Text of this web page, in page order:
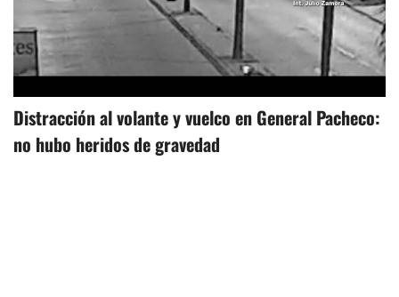
Distracción al volante y vuelco en General Pacheco:
no hubo heridos de gravedad